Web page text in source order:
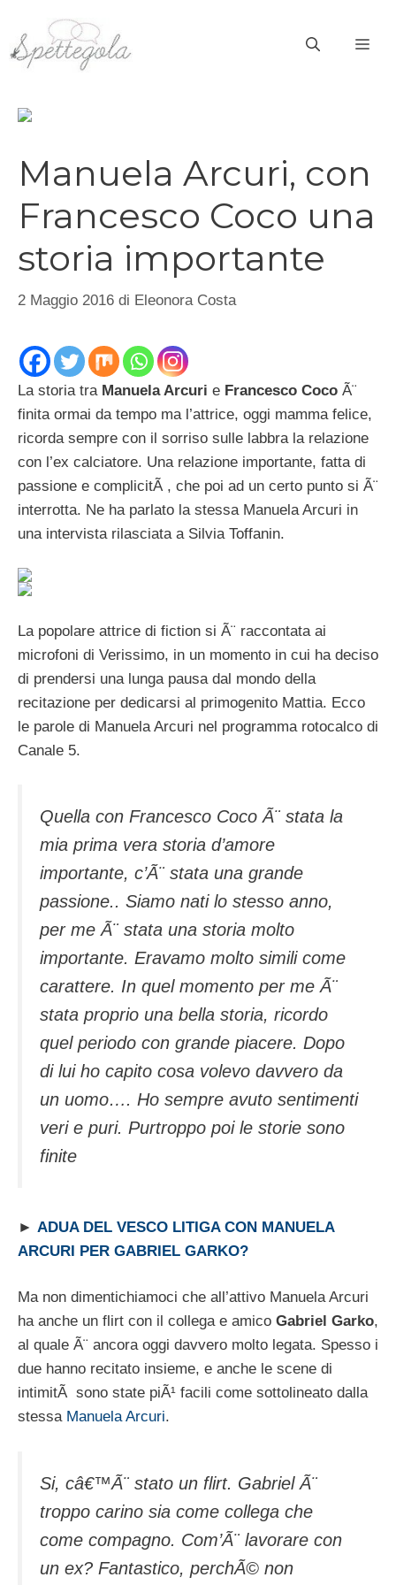
contenuto
Manuela Arcuri, con
Francesco Coco una
storia importante
2 Maggio 2016 di Eleonora Costa
La storia tra Manuela Arcuri e Francesco Coco Ã¨
finita ormai da tempo ma l’attrice, oggi mamma felice,
ricorda sempre con il sorriso sulle labbra la relazione
con l’ex calciatore. Una relazione importante, fatta di
passione e complicitÃ , che poi ad un certo punto si Ã¨
interrotta. Ne ha parlato la stessa Manuela Arcuri in
una intervista rilasciata a Silvia Toffanin.
La popolare attrice di fiction si Ã¨ raccontata ai
microfoni di Verissimo, in un momento in cui ha deciso
di prendersi una lunga pausa dal mondo della
recitazione per dedicarsi al primogenito Mattia. Ecco
le parole di Manuela Arcuri nel programma rotocalco di
Canale 5.
Quella con Francesco Coco Ã¨ stata la
mia prima vera storia d’amore
importante, c’Ã¨ stata una grande
passione.. Siamo nati lo stesso anno,
per me Ã¨ stata una storia molto
importante. Eravamo molto simili come
carattere. In quel momento per me Ã¨
stata proprio una bella storia, ricordo
quel periodo con grande piacere. Dopo
di lui ho capito cosa volevo davvero da
un uomo…. Ho sempre avuto sentimenti
veri e puri. Purtroppo poi le storie sono
finite
► ADUA DEL VESCO LITIGA CON MANUELA
ARCURI PER GABRIEL GARKO?
Ma non dimentichiamoci che all’attivo Manuela Arcuri
ha anche un flirt con il collega e amico Gabriel Garko,
al quale Ã¨ ancora oggi davvero molto legata. Spesso i
due hanno recitato insieme, e anche le scene di
intimitÃ sono state piÃ¹ facili come sottolineato dalla
stessa Manuela Arcuri.
Si, câ€™Ã¨ stato un flirt. Gabriel Ã¨
troppo carino sia come collega che
come compagno. Com’Ã¨ lavorare con
un ex? Fantastico, perchÃ© non